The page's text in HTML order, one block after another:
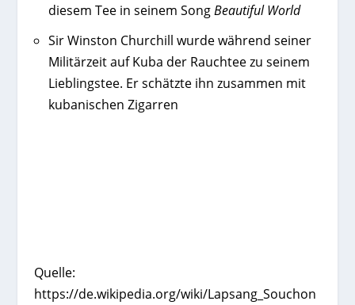
diesem Tee in seinem SongBeautiful World
Sir Winston Churchill wurde während seiner
Militärzeit auf Kuba der Rauchtee zu seinem
Lieblingstee. Er schätzte ihn zusammen mit
kubanischen Zigarren
Quelle:
https://de.wikipedia.org/wiki/Lapsang_Souchon